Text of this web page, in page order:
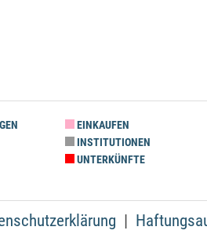
EINKAUFEN
INSTITUTIONEN
UNTERKÜNFTE